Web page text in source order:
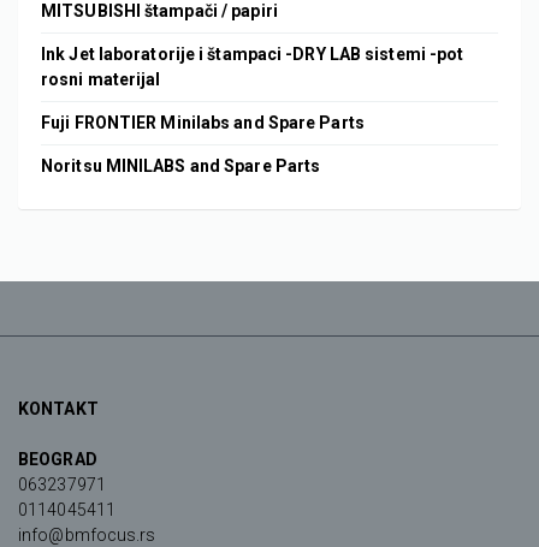
MITSUBISHI štampači / papiri
Ink Jet laboratorije i štampaci -DRY LAB sistemi -pot
rosni materijal
Fuji FRONTIER Minilabs and Spare Parts
Noritsu MINILABS and Spare Parts
KONTAKT
BEOGRAD
063237971
0114045411
info@bmfocus.rs